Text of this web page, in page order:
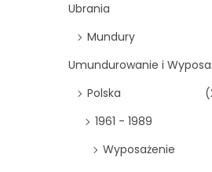
Ubrania
Mundury
Umundurowanie i
Polska
1961 - 1989
Wyposażenie